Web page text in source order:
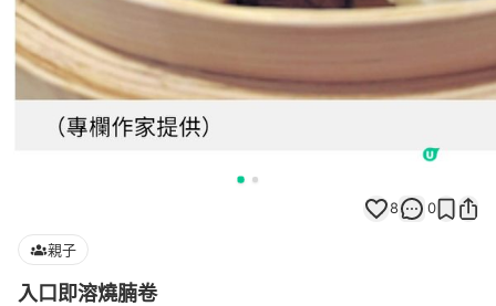
8 0
親子
入口即溶燒腩卷